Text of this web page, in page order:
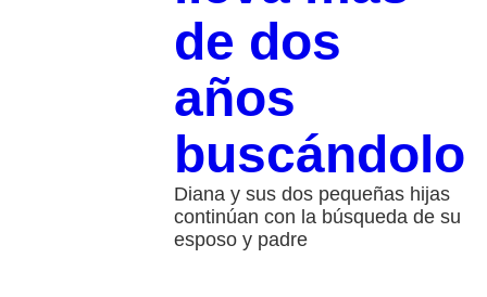
de dos
años
buscándolo
Diana y sus dos pequeñas hijas
continúan con la búsqueda de su
esposo y padre